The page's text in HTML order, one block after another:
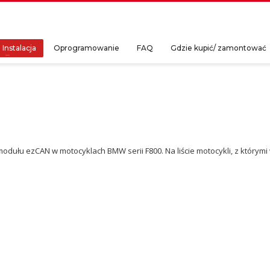
Instalacja Oprogramowanie FAQ Gdzie kupić/ zamontować
ezCAN w motocyklach BMW serii F800. Na liście motocykli, z